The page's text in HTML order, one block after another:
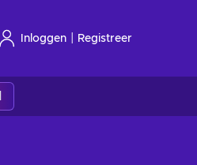
Inloggen Registreer